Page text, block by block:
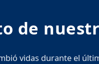
de
vidas durante el